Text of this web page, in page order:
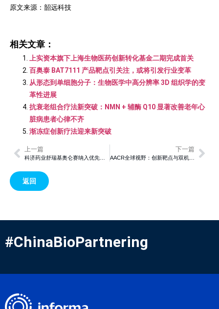
原文来源：韶远科技
相关文章：
上实资本旗下上海生物医药创新转化基金二期完成首关
百奥泰 BAT7111 产品靶点引关注，或将引发行业变革
从形态到单细胞分子：生物医学中高分辨率 3D 组织学的变
革性进展
抗衰老组合疗法新突破：NMN + 辅酶 Q10 显著改善老年心
脏病患者心律不齐
渐冻症创新疗法迎来新突破
上一篇
科济药业舒瑞基奥仑赛纳入优先审评，有望成为全球首款实体瘤CAR-T产品
下一篇
AACR全球视野：创新靶点与双机制策略揭开ADC未来
返回
#ChinaBioPartnering